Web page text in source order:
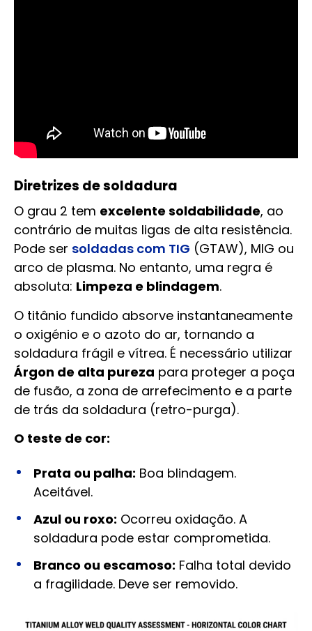
Diretrizes de soldadura
O grau 2 tem excelente soldabilidade, ao
contrário de muitas ligas de alta resistência.
Pode ser soldadas com TIG (GTAW), MIG ou
arco de plasma. No entanto, uma regra é
absoluta: Limpeza e blindagem.
O titânio fundido absorve instantaneamente
o oxigénio e o azoto do ar, tornando a
soldadura frágil e vítrea. É necessário utilizar
Árgon de alta pureza para proteger a poça
de fusão, a zona de arrefecimento e a parte
de trás da soldadura (retro-purga).
O teste de cor:
Prata ou palha: Boa blindagem.
Aceitável.
Azul ou roxo: Ocorreu oxidação. A
soldadura pode estar comprometida.
Branco ou escamoso: Falha total devido
a fragilidade. Deve ser removido.